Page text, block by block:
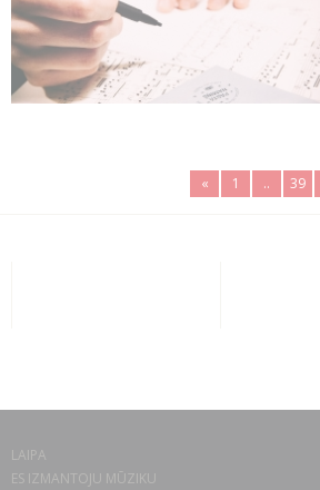
« 1 .. 39
LAIPA
ES IZMANTOJU MŪZIKU